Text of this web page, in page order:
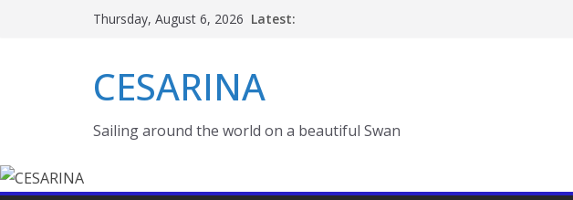
Thursday, August 6, 2026 Latest:
CESARINA
Sailing around the world on a beautiful Swan